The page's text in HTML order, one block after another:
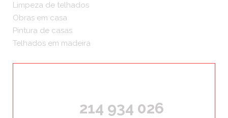
Limpeza de telhados
Obras em casa
Pintura de casas
Telhados em madeira
214 934 026